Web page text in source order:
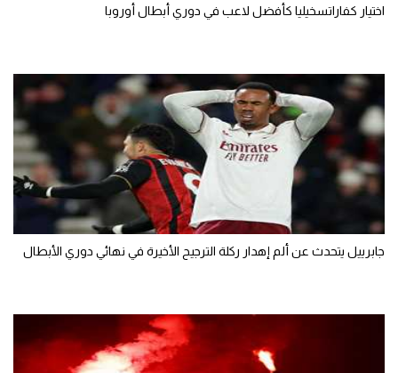
اختيار كفاراتسخيليا كأفضل لاعب في دوري أبطال أوروبا
جابرييل يتحدث عن ألم إهدار ركلة الترجيح الأخيرة في نهائي دوري الأبطال